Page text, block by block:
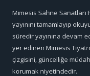
Mimesis Sahne Sanatları
yayınını tamamlayıp
süredir yayınına devam
yer edinen Mimesis
çizgisini, güncelliğe
korumak niyetindedir.